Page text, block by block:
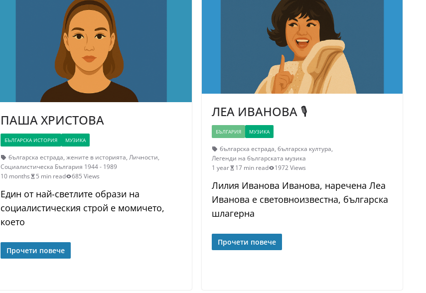
ПАША ХРИСТОВА
БЪЛГАРСКА ИСТОРИЯ МУЗИКА
българска естрада,жените в историята,Личности,
Социалистическа България 1944 - 1989
10 months
5 min read 685 Views
Един от най-светлите образи на
социалистическия строй е момичето,
което
Прочети повече
ЛЕА ИВАНОВА 🎙
БЪЛГАРИЯ МУЗИКА
българска естрада, българска култура,
Легенди на българската музика
1 year
17 min read 1972 Views
Лилия Иванова Иванова, наречена Леа
Иванова е световноизвестна, българска
шлагерна
Прочети повече